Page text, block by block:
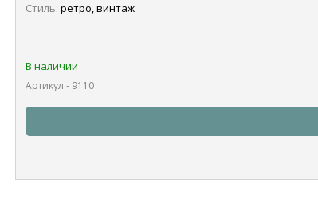
Стиль: ретро, винтаж
В наличии
Артикул - 9110